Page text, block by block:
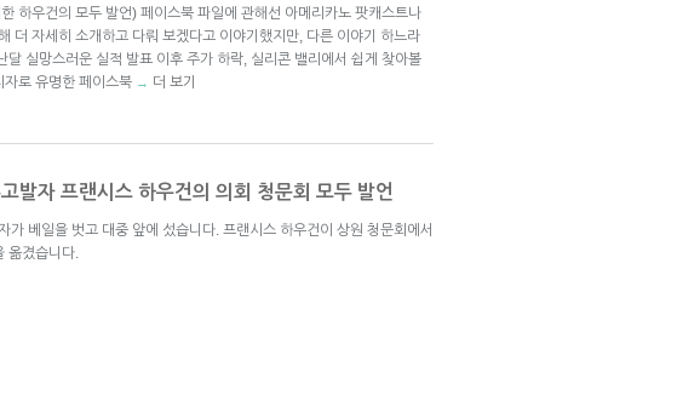
하우건의 모두 발언) 페이스북 파일에 관해선 아메리카노 팟캐스트나
더 자세히 소개하고 다뤄 보겠다고 이야기했지만, 다른 이야기 하느라
달 실망스러운 실적 발표 이후 주가 하락, 실리콘 밸리에서 쉽게 찾아볼
로 유명한 페이스북 → 더 보기
발자 프랜시스 하우건의 의회 청문회 모두 발언
가 베일을 벗고 대중 앞에 섰습니다. 프랜시스 하우건이 상원 청문회에서
옮겼습니다.